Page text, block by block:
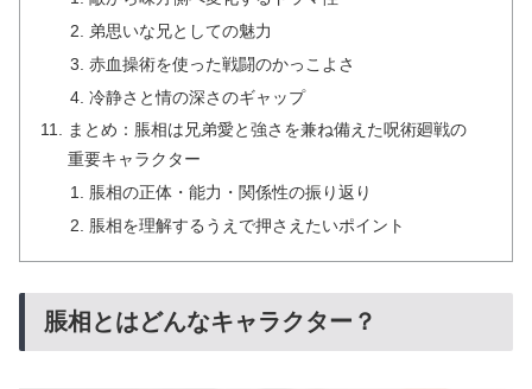
弟思いな兄としての魅力
赤血操術を使った戦闘のかっこよさ
冷静さと情の深さのギャップ
まとめ：脹相は兄弟愛と強さを兼ね備えた呪術廻戦の
重要キャラクター
脹相の正体・能力・関係性の振り返り
脹相を理解するうえで押さえたいポイント
脹相とはどんなキャラクター？